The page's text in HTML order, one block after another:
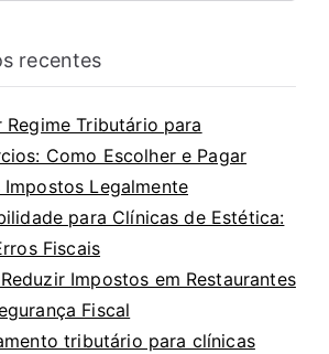
recentes
Regime Tributário para
Como Escolher e Pagar
Impostos Legalmente
para Clínicas de Estética:
Fiscais
Impostos em Restaurantes
Fiscal
tributário para clínicas